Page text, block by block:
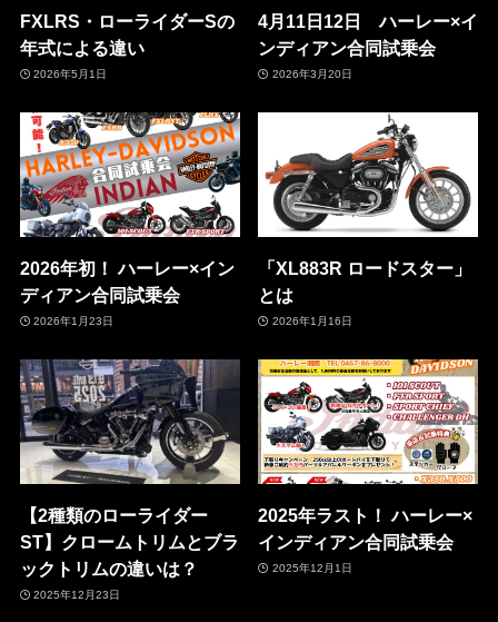
FXLRS・ローライダーSの
年式による違い
2026年5月1日
4月11日12日 ハーレー×イ
ンディアン合同試乗会
2026年3月20日
2026年初！ ハーレー×イン
ディアン合同試乗会
2026年1月23日
「XL883R ロードスター」
とは
2026年1月16日
【2種類のローライダー
ST】クロームトリムとブラ
ックトリムの違いは？
2025年12月23日
2025年ラスト！ ハーレー×
インディアン合同試乗会
2025年12月1日